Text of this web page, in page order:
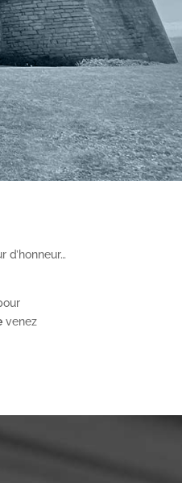
d’honneur…
venez